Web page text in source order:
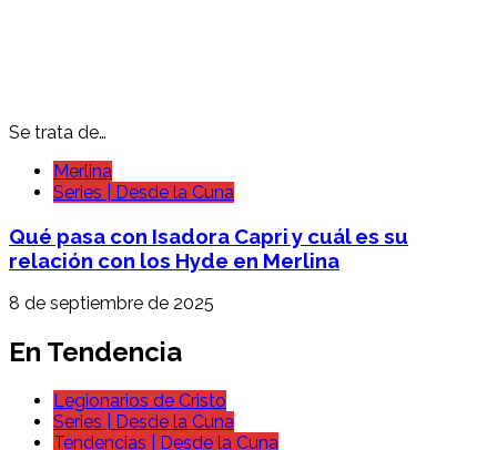
Se trata de…
Merlina
Series | Desde la Cuna
Qué pasa con Isadora Capri y cuál es su
relación con los Hyde en Merlina
8 de septiembre de 2025
En Tendencia
Legionarios de Cristo
Series | Desde la Cuna
Tendencias | Desde la Cuna